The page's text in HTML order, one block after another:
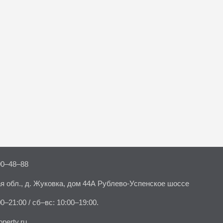
обл., д. Жуковка, дом 44А Рублево-Успенское шоссе
/ сб–вс: 10:00–19:00.